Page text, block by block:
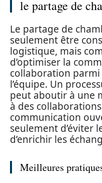
le partage de
Le partage de
seulement être
logistique, mais
d’optimiser la
collaboration parmi
l’équipe. Un
peut aboutir à une
à des
communication
seulement d’éviter
d’enrichir les
Meilleures